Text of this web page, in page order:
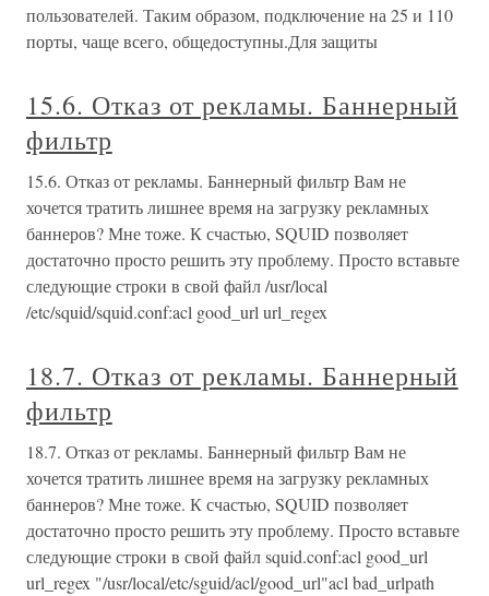
пользователей. Таким образом, подключение на 25 и 110
порты, чаще всего, общедоступны.Для защиты
15.6. Отказ от рекламы. Баннерный
фильтр
15.6. Отказ от рекламы. Баннерный фильтр Вам не
хочется тратить лишнее время на загрузку рекламных
баннеров? Мне тоже. К счастью, SQUID позволяет
достаточно просто решить эту проблему. Просто вставьте
следующие строки в свой файл /usr/local
/etc/squid/squid.conf:acl good_url url_regex
18.7. Отказ от рекламы. Баннерный
фильтр
18.7. Отказ от рекламы. Баннерный фильтр Вам не
хочется тратить лишнее время на загрузку рекламных
баннеров? Мне тоже. К счастью, SQUID позволяет
достаточно просто решить эту проблему. Просто вставьте
следующие строки в свой файл squid.conf:acl good_url
url_regex "/usr/local/etc/sguid/acl/good_url"acl bad_urlpath